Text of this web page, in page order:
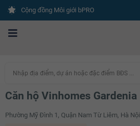
Cộng đồng Môi giới bPRO
Nhập địa điểm, dự án hoặc đặc điểm BĐS ...
Căn hộ Vinhomes Gardenia
Phường Mỹ Đình 1, Quận Nam Từ Liêm, Hà Nội